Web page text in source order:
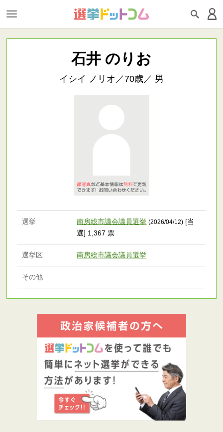
石井 のりお
イシイ ノリオ／70歳／ 男
選挙 南房総市議会議員選挙 (2026/04/12) [当
選] 1,367 票
選挙区 南房総市議会議員選挙
その他